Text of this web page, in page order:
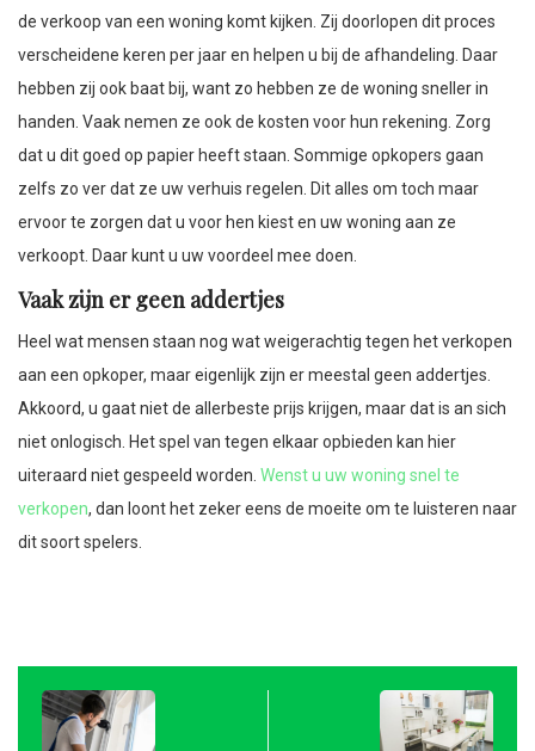
de verkoop van een woning komt kijken. Zij doorlopen dit proces
verscheidene keren per jaar en helpen u bij de afhandeling. Daar
hebben zij ook baat bij, want zo hebben ze de woning sneller in
handen. Vaak nemen ze ook de kosten voor hun rekening. Zorg
dat u dit goed op papier heeft staan. Sommige opkopers gaan
zelfs zo ver dat ze uw verhuis regelen. Dit alles om toch maar
ervoor te zorgen dat u voor hen kiest en uw woning aan ze
verkoopt. Daar kunt u uw voordeel mee doen.
Vaak zijn er geen addertjes
Heel wat mensen staan nog wat weigerachtig tegen het verkopen
aan een opkoper, maar eigenlijk zijn er meestal geen addertjes.
Akkoord, u gaat niet de allerbeste prijs krijgen, maar dat is an sich
niet onlogisch. Het spel van tegen elkaar opbieden kan hier
uiteraard niet gespeeld worden. Wenst u uw woning snel te
verkopen, dan loont het zeker eens de moeite om te luisteren naar
dit soort spelers.